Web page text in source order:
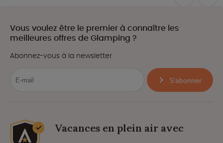
Vous voulez être le premier à connaître les
meilleures offres de Glamping ?
Abonnez-vous à la newsletter
S'abonner
Vacances en plein air avec